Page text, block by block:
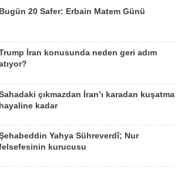
Bugün 20 Safer: Erbain Matem Günü
İran konusunda neden geri adım
çıkmazdan İran’ı karadan kuşatma
hayaline kadar
Yahya Sühreverdî; Nur
kurucusu